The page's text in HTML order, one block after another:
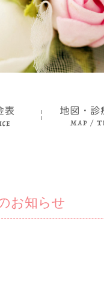
お知らせ